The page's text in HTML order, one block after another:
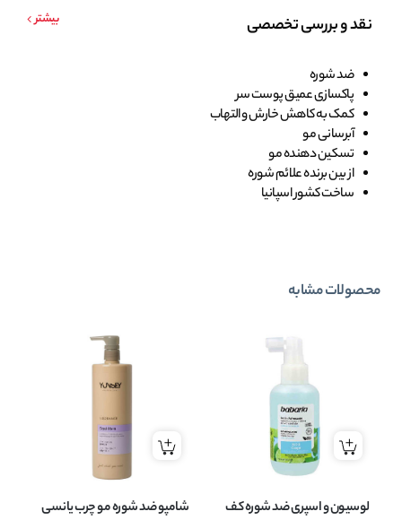
نقد و بررسی تخصصی بیشتر
ضد شوره
پاکسازی عمیق پوست سر
کمک به کاهش خارش و التهاب
آبرسانی مو
تسکین دهنده مو
از بین برنده علائم شوره
ساخت کشور اسپانیا
محصولات مشابه
لوسیون و اسپری ضد شوره کف
شامپو ضد شوره مو چرب یانسی